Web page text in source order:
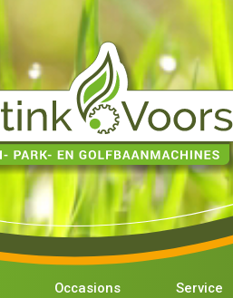
Occasions Service